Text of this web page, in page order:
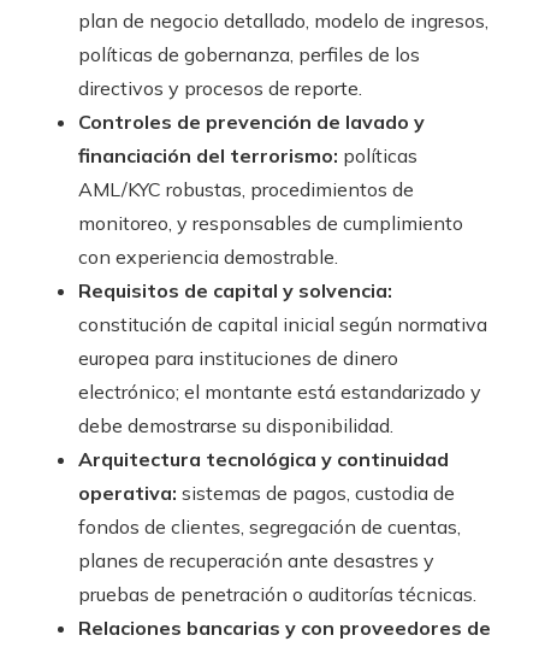
plan de negocio detallado, modelo de ingresos,
políticas de gobernanza, perfiles de los
directivos y procesos de reporte.
Controles de prevención de lavado y
financiación del terrorismo: políticas
AML/KYC robustas, procedimientos de
monitoreo, y responsables de cumplimiento
con experiencia demostrable.
Requisitos de capital y solvencia:
constitución de capital inicial según normativa
europea para instituciones de dinero
electrónico; el montante está estandarizado y
debe demostrarse su disponibilidad.
Arquitectura tecnológica y continuidad
operativa: sistemas de pagos, custodia de
fondos de clientes, segregación de cuentas,
planes de recuperación ante desastres y
pruebas de penetración o auditorías técnicas.
Relaciones bancarias y con proveedores de